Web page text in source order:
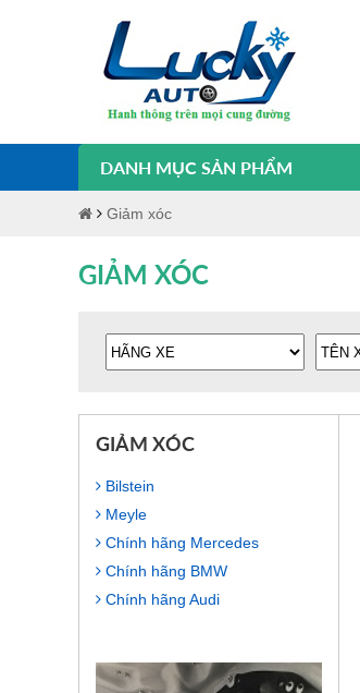
DANH MỤC SẢN PHẨM
Giảm xóc
GIẢM XÓC
GIẢM XÓC
Bilstein
Meyle
Chính hãng Mercedes
Chính hãng BMW
Chính hãng Audi